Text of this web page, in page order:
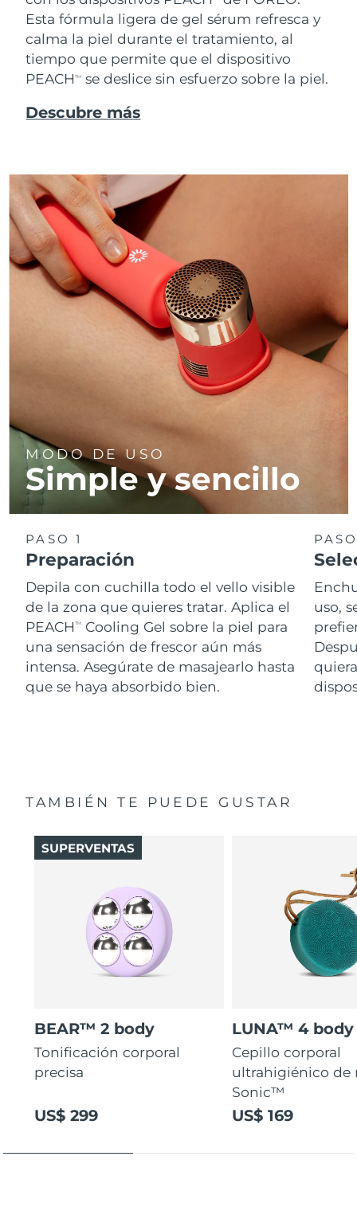
Esta fórmula ligera de gel sérum refresca y
calma la piel durante el tratamiento, al
tiempo que permite que el dispositivo
PEACHTM se deslice sin esfuerzo sobre la piel.
Descubre más
MODO DE USO
Simple y sencillo
PASO 1
Preparación
Depila con cuchilla todo el vello visible
de la zona que quieres tratar. Aplica el
PEACHTM
Cooling Gel sobre la piel para
una sensación de frescor aún más
intensa. Asegúrate de masajearlo hasta
que se haya absorbido bien.
uso,
TAMBIÉN TE PUEDE GUSTAR
BEAR™ 2 body
Tonificación corporal
precisa
US$ 299
SUPERVENTAS
LUNA™ 4 body
Cepillo corporal
ultrahigiénico de
Sonic™
US$ 169